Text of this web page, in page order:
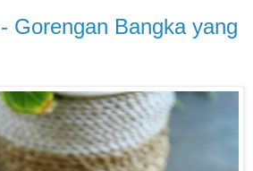
Gorengan Bangka yang